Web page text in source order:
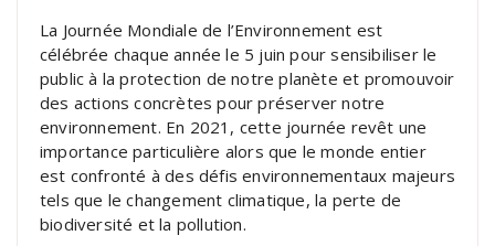
La Journée Mondiale de l’Environnement est
célébrée chaque année le 5 juin pour sensibiliser le
public à la protection de notre planète et promouvoir
des actions concrètes pour préserver notre
environnement. En 2021, cette journée revêt une
importance particulière alors que le monde entier
est confronté à des défis environnementaux majeurs
tels que le changement climatique, la perte de
biodiversité et la pollution.